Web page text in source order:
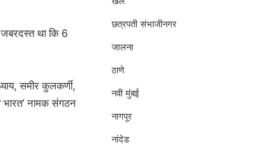
था कि 6
समीर कुलकर्णी,
भारत’ नामक संगठन
छत्रपती संभाजीनगर
जालना
ठाणे
नवी मुंबई
नागपूर
नांदेड